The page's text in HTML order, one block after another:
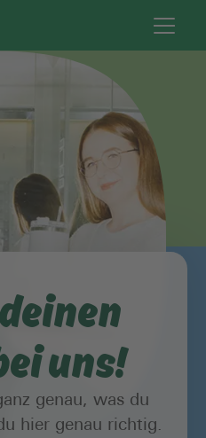
uns!
genau, was du
hier genau richtig.